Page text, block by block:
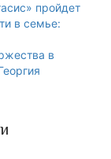
пройдет
в семье:
в